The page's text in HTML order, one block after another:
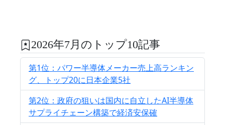
2026年7月のトップ10記事
第1位：パワー半導体メーカー売上高ランキン
グ、トップ20に日本企業5社
第2位：政府の狙いは国内に自立したAI半導体
サプライチェーン構築で経済安保確